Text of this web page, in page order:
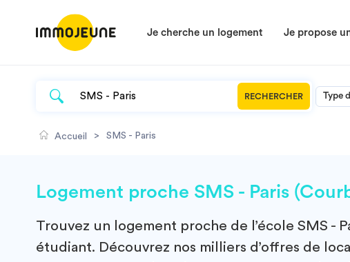
Je cherche un logement Je propose
RECHERCHER Type
Accueil > SMS - Paris
Logement proche SMS - Paris
Trouvez un logement proche de l’école SMS -
étudiant. Découvrez nos milliers d’offres de